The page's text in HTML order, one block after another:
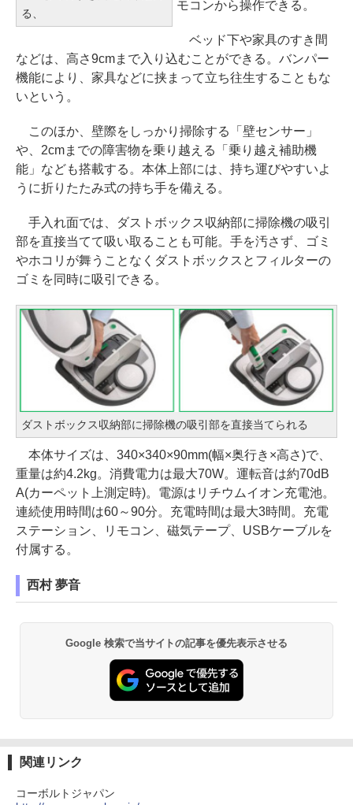
る、
モコンから操作できる。
ベッド下や家具のすき間
などは、高さ9cmまで入り込むことができる。バンパー
機能により、家具などに挟まって立ち往生することもな
いという。
このほか、壁際をしっかり掃除する「壁センサー」
や、2cmまでの障害物を乗り越える「乗り越え補助機
能」なども搭載する。本体上部には、持ち運びやすいよ
うに折りたたみ式の持ち手を備える。
手入れ面では、ダストボックス収納部に掃除機の吸引
部を直接当てて吸い取ることも可能。手を汚さず、ゴミ
やホコリが舞うことなくダストボックスとフィルターの
ゴミを同時に吸引できる。
ダストボックス収納部に掃除機の吸引部を直接当てられる
本体サイズは、340×340×90mm(幅×奥行き×高さ)で、
重量は約4.2kg。消費電力は最大70W。運転音は約70dB
A(カーペット上測定時)。電源はリチウムイオン充電池。
連続使用時間は60～90分。充電時間は最大3時間。充電
ステーション、リモコン、磁気テープ、USBケーブルを
付属する。
西村 夢音
Google 検索で当サイトの記事を優先表示させる
関連リンク
コーボルトジャパン